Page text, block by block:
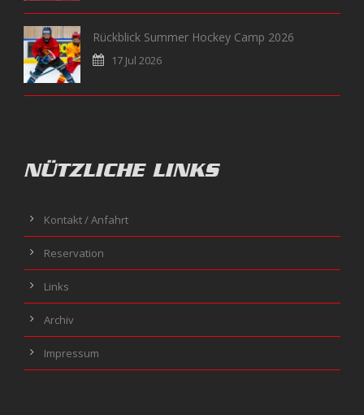
Rückblick Summer Hockey Camp 2026
17 Jul 2026
NÜTZLICHE LINKS
Kontakt / Anfahrt
Reservation
Links
Archiv
Impressum